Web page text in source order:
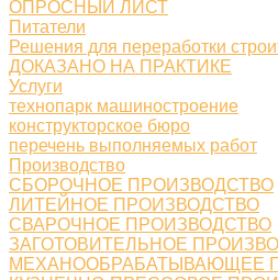
ОПРОСНЫЙ ЛИСТ
Питатели
Решения для переработки
ДОКАЗАНО НА ПРАКТИКЕ
Услуги
технопарк машиностроение
конструкторское бюро
перечень выполняемых работ
Производство
СБОРОЧНОЕ ПРОИЗВОДСТВО
ЛИТЕЙНОЕ ПРОИЗВОДСТВО
СВАРОЧНОЕ ПРОИЗВОДСТВО
ЗАГОТОВИТЕЛЬНОЕ
МЕХАНООБРАБАТЫВАЮЩЕЕ